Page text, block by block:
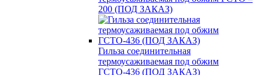
200 (ПОД ЗАКАЗ)
Гильза соединительная
термоусаживаемая под обжим
ГСТО-436 (ПОД ЗАКАЗ)